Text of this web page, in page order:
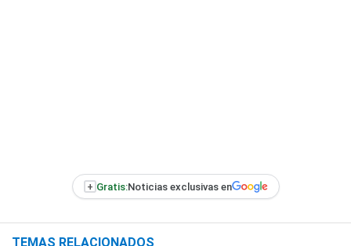
+ Gratis:Noticias exclusivas en
TEMAS RELACIONADOS